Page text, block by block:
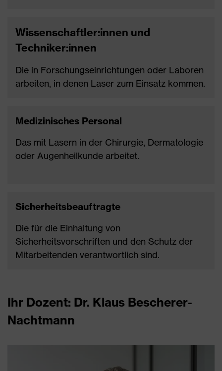
Wissenschaftler:innen und
Techniker:innen
Die in Forschungseinrichtungen oder Laboren
arbeiten, in denen Laser zum Einsatz kommen.
Medizinisches Personal
Das mit Lasern in der Chirurgie, Dermatologie
oder Augenheilkunde arbeitet.
Sicherheitsbeauftragte
Die für die Einhaltung von
Sicherheitsvorschriften und den Schutz der
Mitarbeitenden verantwortlich sind.
Ihr Dozent: Dr. Klaus Bescherer-
Nachtmann